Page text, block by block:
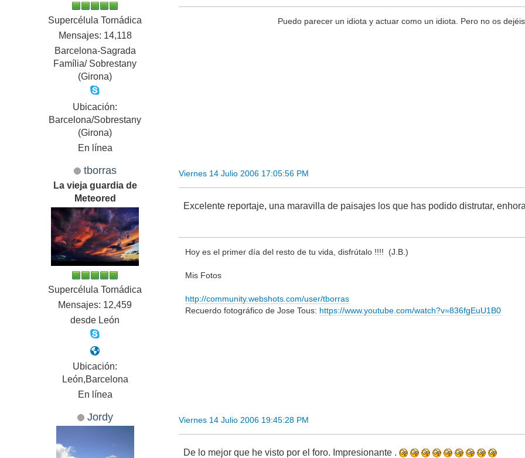
Supercélula Tornádica
Mensajes: 14,118
Barcelona-Sagrada
Família/ Sobrestany
(Girona)
Ubicación:
Barcelona/Sobrestany
(Girona)
En línea
Puedo parecer un idiota y actuar como un idiota. Pero no os
tborras
La vieja guardia de
Meteored
Supercélula Tornádica
Mensajes: 12,459
desde León
Ubicación:
León,Barcelona
En línea
Viernes 14 Julio 2006 17:05:56 PM
Excelente reportaje, una maravilla de paisajes los que has podido distrutar,
Hoy es el primer día del resto de tu vida, disfrútalo !!!! (J.B.)
Mis Fotos
http://community.webshots.com/user/tborras
Recuerdo fotográfico de Jose Tous: https://www.youtube.com/watch?v=836fgEuU1B0
Jordy Viernes 14 Julio 2006 19:45:28 PM
De lo mejor que he visto por el foro. Impresionante .